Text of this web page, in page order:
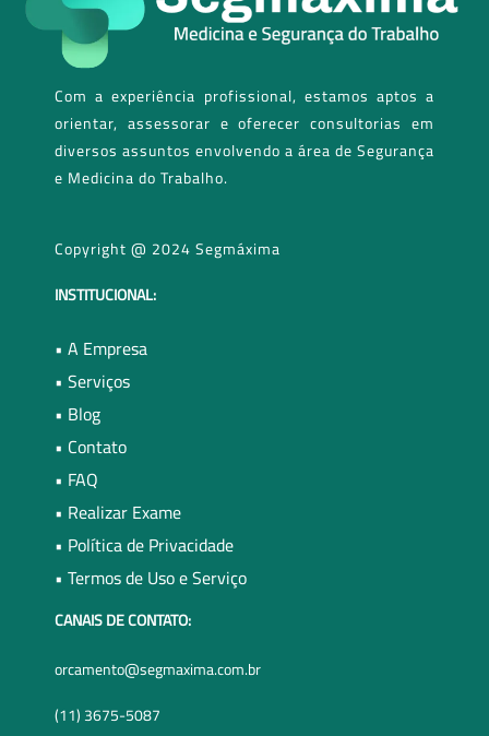
Com a experiência profissional, estamos aptos a
orientar, assessorar e oferecer consultorias em
diversos assuntos envolvendo a área de Segurança
e Medicina do Trabalho.
Copyright @ 2024 Segmáxima
INSTITUCIONAL:
• A Empresa
• Serviços
• Blog
• Contato
• FAQ
• Realizar Exame
• Política de Privacidade
• Termos de Uso e Serviço
CANAIS DE CONTATO:
orcamento@segmaxima.com.br
(11) 3675-5087